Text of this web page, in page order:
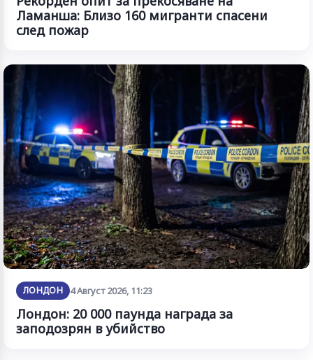
Ламанша: Близо 160 мигранти спасени
след пожар
ЛОНДОН 4 Август 2026, 11:23
Лондон: 20 000 паунда награда за
заподозрян в убийство